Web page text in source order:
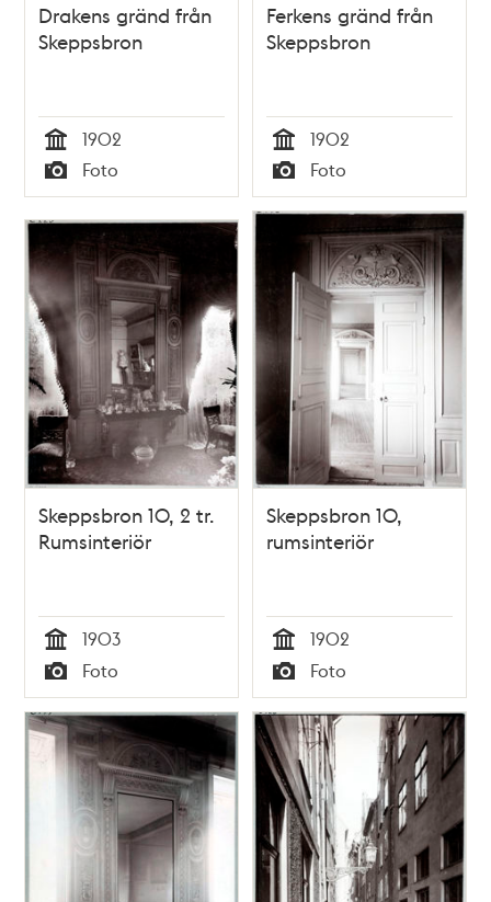
Drakens gränd från
Skeppsbron
Tid
1902
Typ
Foto
Ferkens gränd från
Skeppsbron
Tid
1902
Typ
Foto
Skeppsbron 10, 2 tr.
Rumsinteriör
Tid
1903
Typ
Foto
Skeppsbron 10,
rumsinteriör
Tid
1902
Typ
Foto